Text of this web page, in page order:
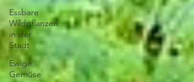
Essbare
Wildpflanzen
in der
Stadt
Ewige
Gemüse